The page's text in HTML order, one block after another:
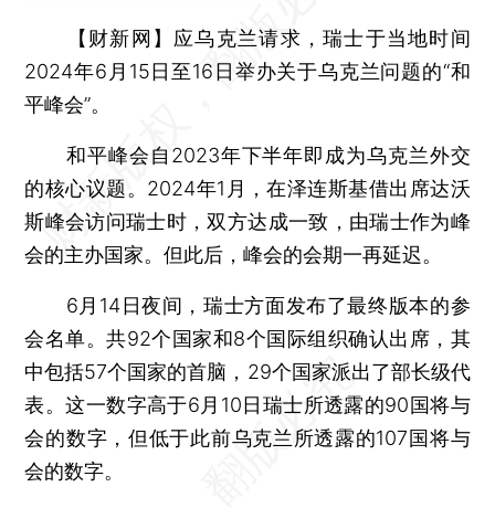
【财新网】 应乌克兰请求，瑞士于当地时间
2024年6月15日至16日举办关于乌克兰问题的“和
平峰会”。
和平峰会自2023年下半年即成为乌克兰外交
的核心议题。2024年1月，在泽连斯基借出席达沃
斯峰会访问瑞士时，双方达成一致，由瑞士作为峰
会的主办国家。但此后，峰会的会期一再延迟。
6月14日夜间，瑞士方面发布了最终版本的参
会名单。共92个国家和8个国际组织确认出席，其
中包括57个国家的首脑，29个国家派出了部长级代
表。这一数字高于6月10日瑞士所透露的90国将与
会的数字，但低于此前乌克兰所透露的107国将与
会的数字。